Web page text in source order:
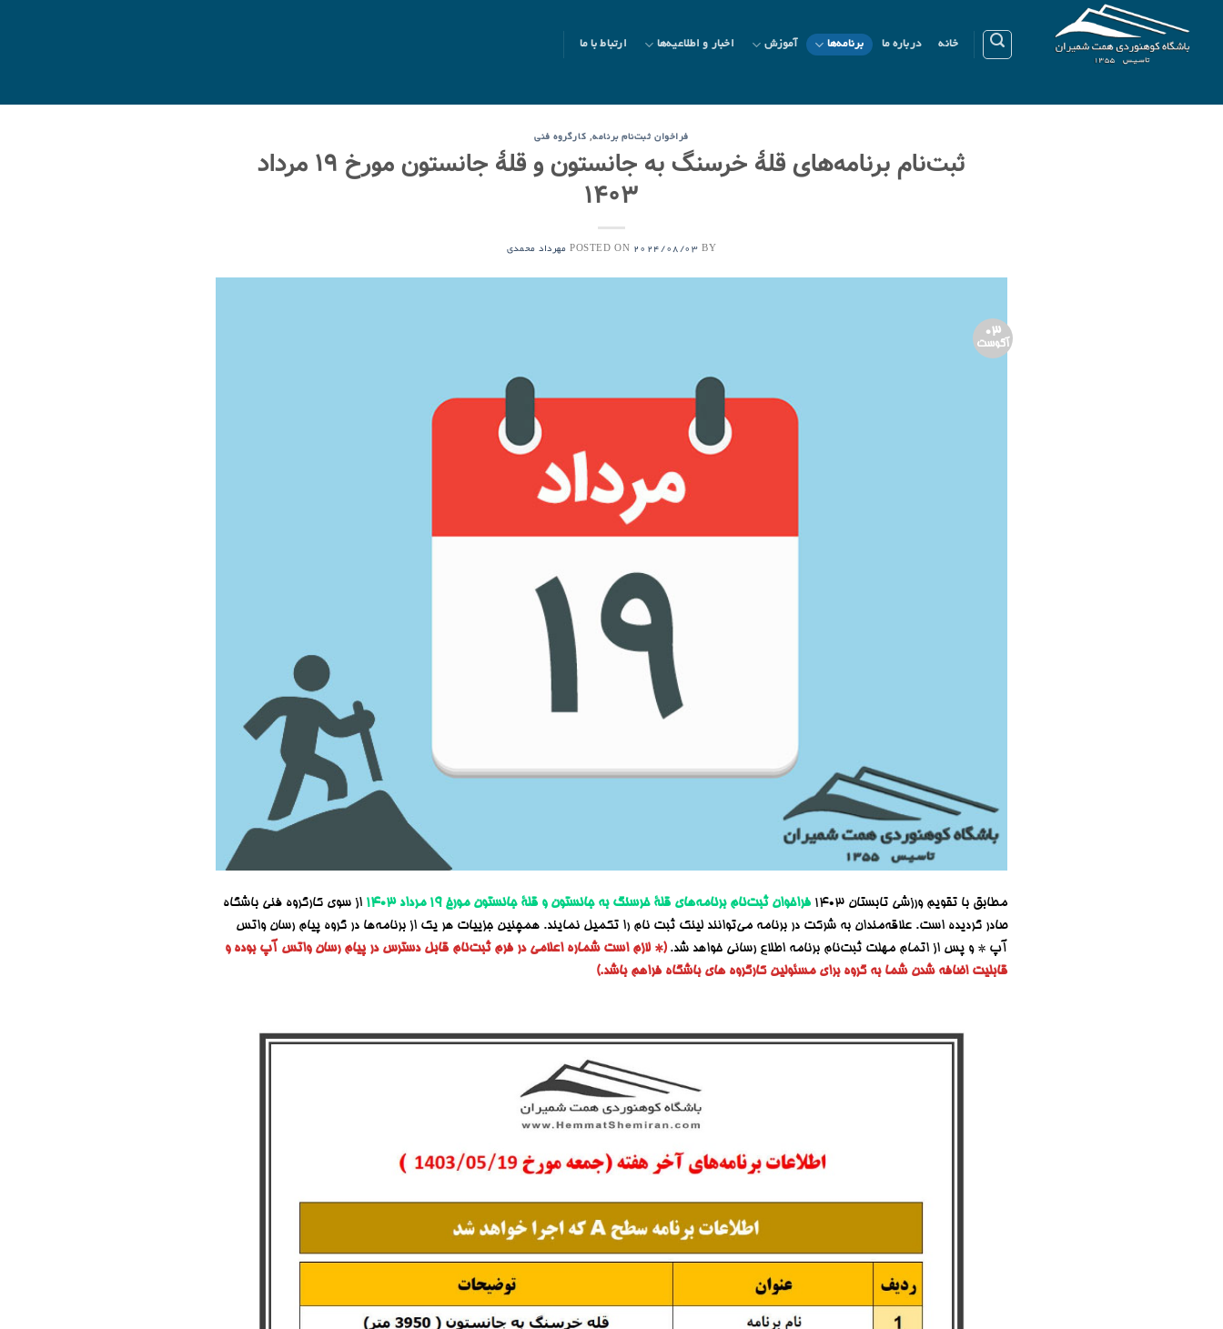
content
خانه درباره ما برنامه‌ها آموزش اخبار و اطلاعیه‌ها ارتباط با ما
فراخوان ثبت‌نام برنامه, کارگروه فنی
ثبت‌نام برنامه‌های قلۀ خرسنگ به جانستون و قلۀ جانستون مورخ ۱۹ مرداد
۱۴۰۳
POSTED ON 2024/08/03 BY مهرداد محمدی
03
آگوست
مطابق با تقویم ورزشی تابستان ۱۴۰۳ فراخوان ثبت‌نام برنامه‌های قلۀ خرسنگ به جانستون و قلۀ جانستون مورخ ۱۹ مرداد ۱۴۰۳
از سوی کارگروه فنی باشگاه
صادر گردیده است. علاقه‌مندان به شرکت در برنامه می‌توانند لینک ثبت نام را تکمیل نمایند. همچنین جزییات هر یک از برنامه‌ها در گروه پیام رسان واتس
آپ * و پس از اتمام مهلت ثبت‌نام برنامه اطلاع رسانی خواهد شد. (* لازم است شماره اعلامی در فرم ثبت‌نام قابل دسترس در پیام رسان واتس آپ بوده و
قابلیت اضافه شدن شما به گروه برای مسئولین کارگروه های باشگاه فراهم باشد.)